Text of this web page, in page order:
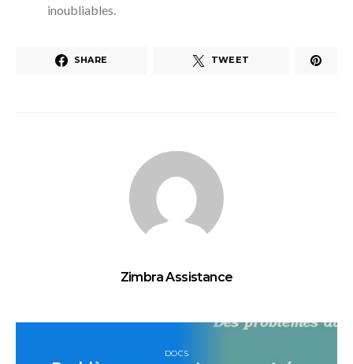
inoubliables.
SHARE TWEET
Zimbra Assistance
DOCS